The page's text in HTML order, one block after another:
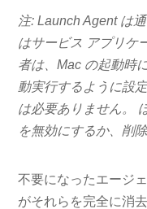
注: Launch Agent は
はサービス アプリケ
者は、Mac の起動時
動実行するように設
は必要ありません。
を無効にするか、削
不要になったエージ
がそれらを完全に消去